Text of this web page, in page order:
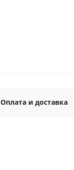
Оплата и доставка